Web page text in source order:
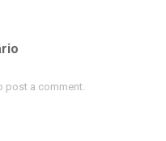
post a comment.